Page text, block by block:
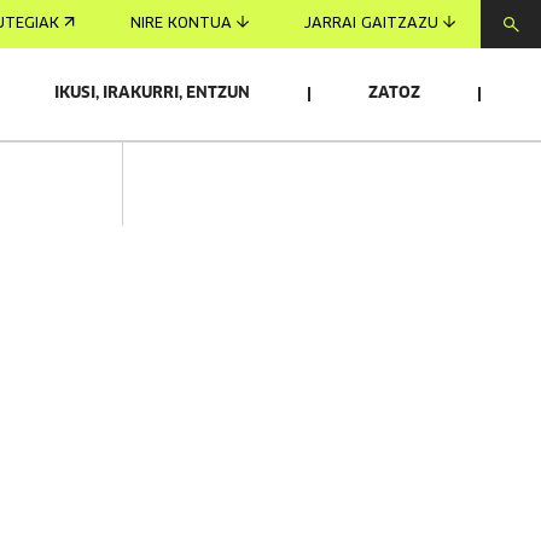
NIRE KONTUA JARRAI GAITZAZU
IKUSI, IRAKURRI, ENTZUN ZATOZ